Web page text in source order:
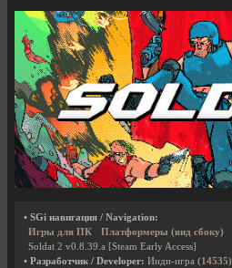
• SGi навигация / Navigation:
Игры для ПК
Платформеры (вид сбоку)
Soldat 2 v0.8.39.a [Steam Early Access]
• Разработчик / Developer: Инди-игра (14535)